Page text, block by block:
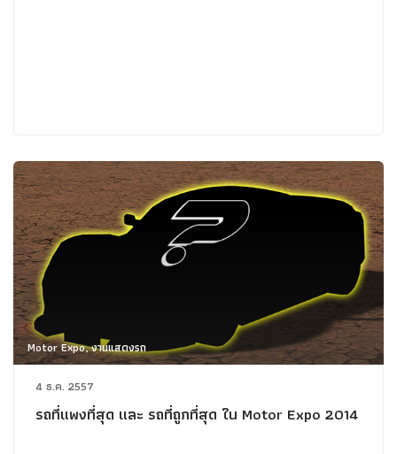
Motor Expo, งานแสดงรถ
4 ธ.ค. 2557
รถที่แพงที่สุด และ รถที่ถูกที่สุด ใน Motor Expo 2014